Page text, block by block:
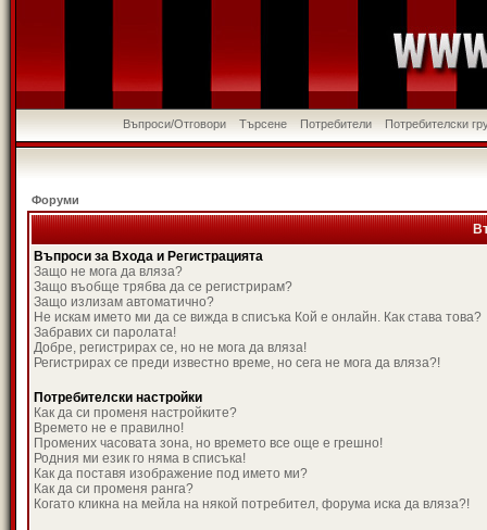
Въпроси/Отговори Търсене Потребители Потребителски
Форуми
Въпроси за Входа и Регистрацията
Защо не мога да вляза?
Защо въобще трябва да се регистрирам?
Защо излизам автоматично?
Не искам името ми да се вижда в списъка Кой е онлайн. Как става това?
Забравих си паролата!
Добре, регистрирах се, но не мога да вляза!
Регистрирах се преди известно време, но сега не мога да вляза?!
Потребителски настройки
Как да си променя настройките?
Времето не е правилно!
Промених часовата зона, но времето все още е грешно!
Родния ми език го няма в списъка!
Как да поставя изображение под името ми?
Как да си променя ранга?
Когато кликна на мейла на някой потребител, форума иска да вляза?!